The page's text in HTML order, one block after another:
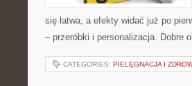
się łatwa, a efekty widać już po
– przeróbki i personalizacja. Dobre
CATEGORIES: PIELĘGNACJA I